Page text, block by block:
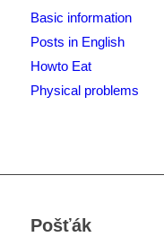
Basic information
Posts in English
Howto Eat
Physical problems
Pošťák